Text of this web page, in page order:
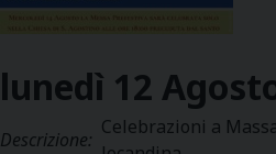
lunedì 12
Descrizione:
Celebrazioni a